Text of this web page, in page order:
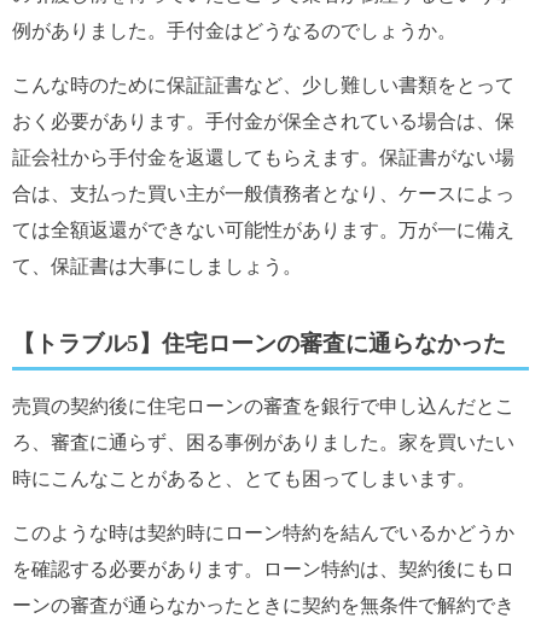
例がありました。手付金はどうなるのでしょうか。
こんな時のために保証証書など、少し難しい書類をとって
おく必要があります。手付金が保全されている場合は、保
証会社から手付金を返還してもらえます。保証書がない場
合は、支払った買い主が一般債務者となり、ケースによっ
ては全額返還ができない可能性があります。万が一に備え
て、保証書は大事にしましょう。
【トラブル5】住宅ローンの審査に通らなかった
売買の契約後に住宅ローンの審査を銀行で申し込んだとこ
ろ、審査に通らず、困る事例がありました。家を買いたい
時にこんなことがあると、とても困ってしまいます。
このような時は契約時にローン特約を結んでいるかどうか
を確認する必要があります。ローン特約は、契約後にもロ
ーンの審査が通らなかったときに契約を無条件で解約でき